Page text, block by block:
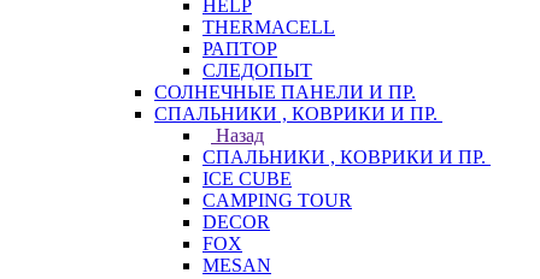
HELP
THERMACELL
РАПТОР
СЛЕДОПЫТ
СОЛНЕЧНЫЕ ПАНЕЛИ И ПР.
СПАЛЬНИКИ , КОВРИКИ И ПР.
Назад
СПАЛЬНИКИ , КОВРИКИ И ПР.
ICE CUBE
CAMPING TOUR
DECOR
FOX
MESAN